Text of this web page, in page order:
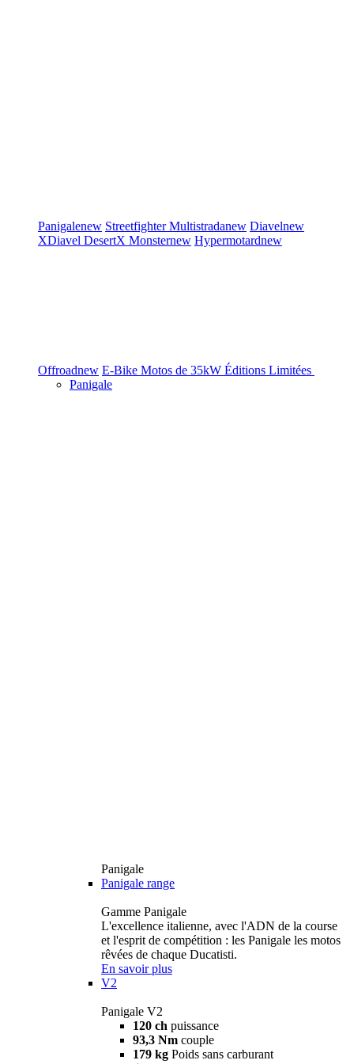
Panigalenew StreetfighterMultistradanew Diavelnew
XDiavel DesertX Monsternew Hypermotardnew
Offroadnew E-Bike Motos de 35kW Éditions Limitées
Panigale
Panigale
Panigale range
Gamme Panigale
L'excellence italienne, avec l'ADN de la course
et l'esprit de compétition : les Panigale les motos
rêvées de chaque Ducatisti.
En savoir plus
V2
Panigale V2
120 ch puissance
93,3 Nm couple
179 kg Poids sans carburant